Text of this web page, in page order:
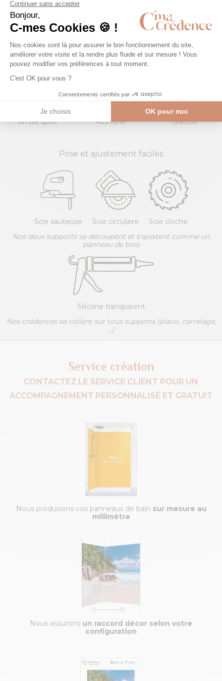
Vinaigre
blanc
javel
Éponge
Lave-
vitre
Microfibre
NON
White spirit Acétone Grattoir
Pose et ajustement faciles
Scie sauteuse Scie circulaire
Scie cloche
Nos deux supports se découpent et s'ajustent comme un
panneau de bois
Silicone transparent
Nos crédences se collent sur tous supports (placo, carrelage,
...)
Service création
CONTACTEZ LE SERVICE CLIENT POUR UN
ACCOMPAGNEMENT PERSONNALISÉ ET GRATUIT
Nous produisons vos panneaux de bain sur mesure au
millimètre
Nous assurons un raccord décor selon votre
configuration